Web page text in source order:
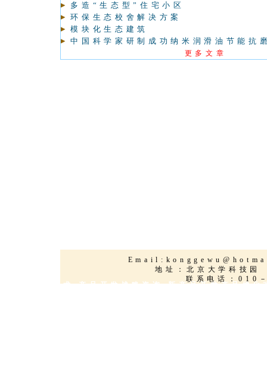
多造“生态型”住宅小区
环保生态校舍解决方案
模块化生态建筑
中国科学家研制成功纳米润滑油节能抗
更多文章
Email:
地址：北京大学
联系电话：
新能源环保技术 产品开发战略咨询 新产品开发产品优